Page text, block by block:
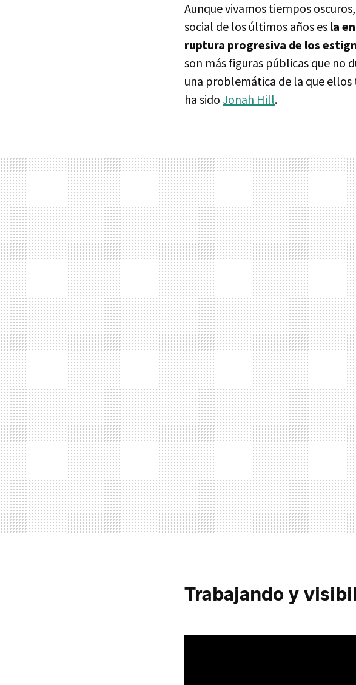
Aunque vivamos tiempos
social de los últimos años es la
ruptura progresiva de los
son más figuras públicas que no
una problemática de la que
ha sido Jonah Hill.
Trabajando y